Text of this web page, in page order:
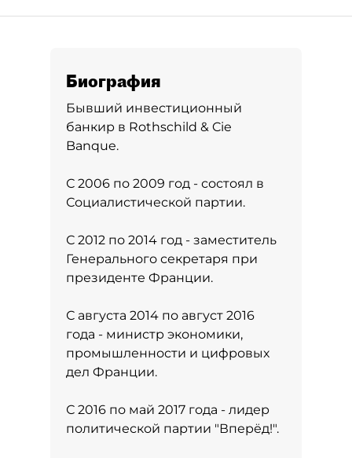
Биография
Бывший инвестиционный
банкир в Rothschild & Cie
Banque.
С 2006 по 2009 год - состоял в
Социалистической партии.
С 2012 по 2014 год - заместитель
Генерального секретаря при
президенте Франции.
С августа 2014 по август 2016
года - министр экономики,
промышленности и цифровых
дел Франции.
С 2016 по май 2017 года - лидер
политической партии "Вперёд!".